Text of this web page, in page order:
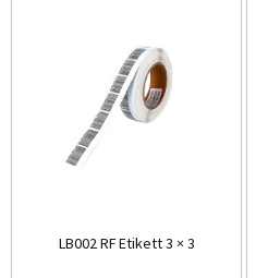
LB002 RF Etikett 3 × 3